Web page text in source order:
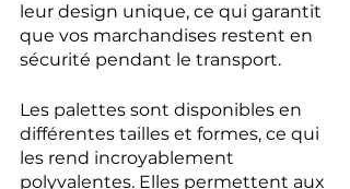
leur design unique, ce qui garantit
que vos marchandises restent en
sécurité pendant le transport.
Les palettes sont disponibles en
différentes tailles et formes, ce qui
les rend incroyablement
polyvalentes. Elles permettent aux